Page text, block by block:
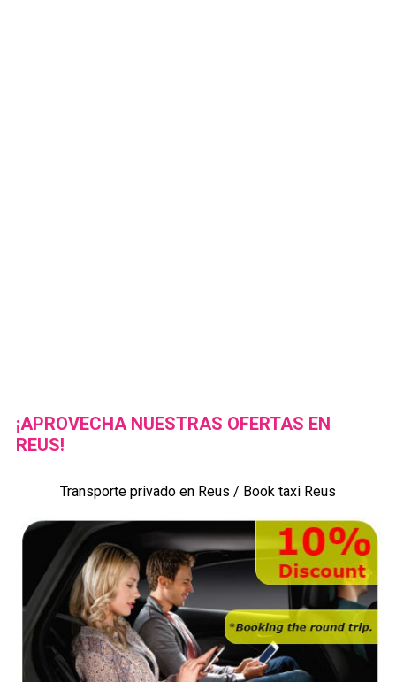
¡APROVECHA NUESTRAS OFERTAS EN
REUS!
Transporte privado en Reus / Book taxi Reus